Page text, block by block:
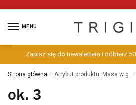
MENU
Zapisz się do newslettera i odbierz 50
Strona główna / Atrybut produktu: Masa w g. /
ok. 3